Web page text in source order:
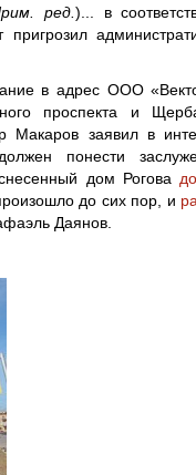
ред. )... в
в адрес ООО
проспекта и
Макаров заявил в
понести
дом Рогова
до сих пор, и
Даянов.